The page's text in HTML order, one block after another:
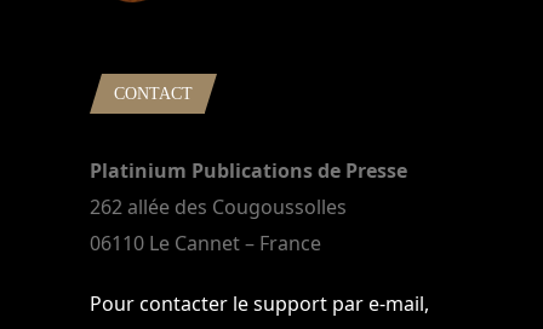
CONTACT
Platinium Publications de Presse
262 allée des Cougoussolles
06110 Le Cannet – France
Pour contacter le support par e-mail,